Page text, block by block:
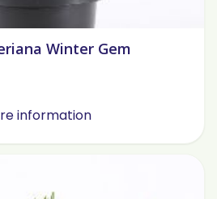
Winter Gem
information